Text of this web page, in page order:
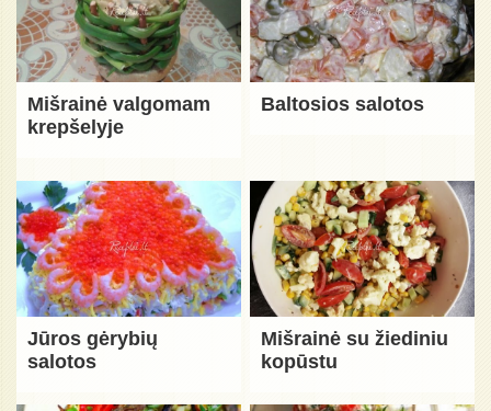
Mišrainė valgomam
krepšelyje
Baltosios salotos
Jūros gėrybių
salotos
Mišrainė su žiediniu
kopūstu